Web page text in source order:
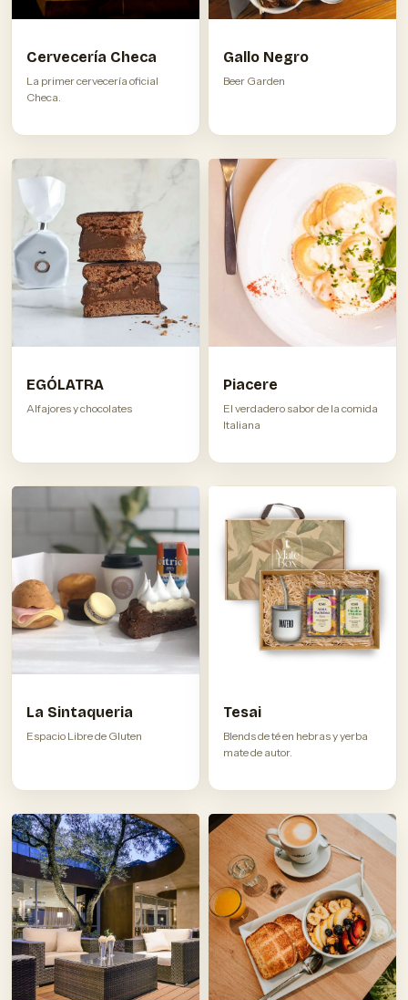
Cervecería Checa
La primer cervecería oficial
Checa.
Gallo Negro
Beer Garden
EGÓLATRA
Alfajores y chocolates
Piacere
El verdadero sabor de la comida
Italiana
La Sintaqueria
Espacio Libre de Gluten
Tesai
Blends de té en hebras y yerba
mate de autor.